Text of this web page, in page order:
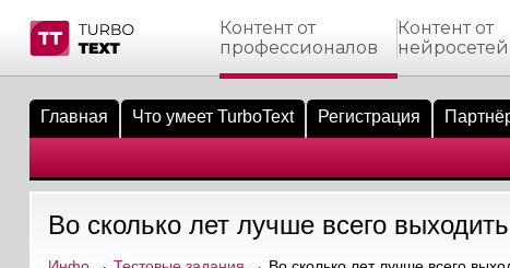
материалы
биржи
пользователи
сообщения
по форуму
Контент от
профессионалов
Контент от
нейросетей
Главная Что умеет TurboText Регистрация
Во сколько лет лучше всего